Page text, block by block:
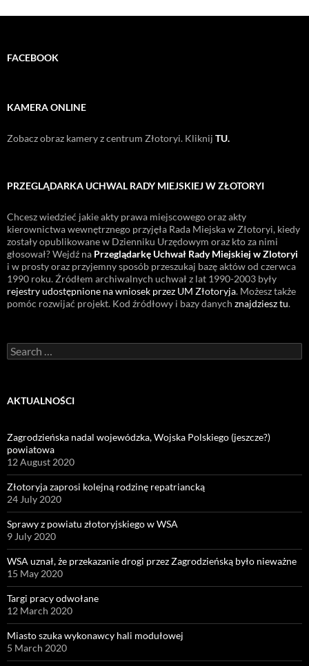
FACEBOOK
KAMERA ONLINE
Zobacz obraz kamery z centrum Złotoryi. Kliknij TU.
PRZEGLĄDARKA UCHWAL RADY MIEJSKIEJ W ZŁOTORYI
Chcesz wiedzieć jakie akty prawa miejscowego oraz akty
kierownictwa wewnętrznego przyjęła Rada Miejska w Złotoryi, kiedy
zostały opublikowane w Dzienniku Urzędowym oraz kto za nimi
głosował? Wejdź na Przeglądarkę Uchwał Rady Miejskiej w Zlotoryi
i w prosty oraz przyjemny sposób przeszukaj bazę aktów od czerwca
1990 roku. Źródłem archiwalnych uchwał z lat 1990-2003 były
rejestry udostępnione na wniosek przez UM Złotoryja. Możesz także
pomóc rozwijać projekt. Kod źródłowy i bazy danych znajdziesz tu.
Search
for:
AKTUALNOŚCI
Zagrodzieńska nadal wojewódzka, Wojska Polskiego (jeszcze?)
powiatowa
12 August 2020
Złotoryja zaprosi kolejną rodzinę repatriancką
24 July 2020
Sprawy z powiatu złotoryjskiego w WSA
9 July 2020
WSA uznał, że przekazanie drogi przez Zagrodzieńską było nieważne
15 May 2020
Targi pracy odwołane
12 March 2020
Miasto szuka wykonawcy hali modułowej
5 March 2020